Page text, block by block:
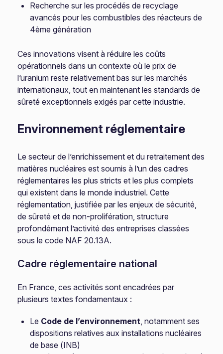
Recherche sur les procédés de recyclage
avancés pour les combustibles des réacteurs de
4ème génération
Ces innovations visent à réduire les coûts
opérationnels dans un contexte où le prix de
l’uranium reste relativement bas sur les marchés
internationaux, tout en maintenant les standards de
sûreté exceptionnels exigés par cette industrie.
Environnement réglementaire
Le secteur de l’enrichissement et du retraitement des
matières nucléaires est soumis à l’un des cadres
réglementaires les plus stricts et les plus complets
qui existent dans le monde industriel. Cette
réglementation, justifiée par les enjeux de sécurité,
de sûreté et de non-prolifération, structure
profondément l’activité des entreprises classées
sous le code NAF 20.13A.
Cadre réglementaire national
En France, ces activités sont encadrées par
plusieurs textes fondamentaux :
Le Code de l’environnement, notamment ses
dispositions relatives aux installations nucléaires
de base (INB)